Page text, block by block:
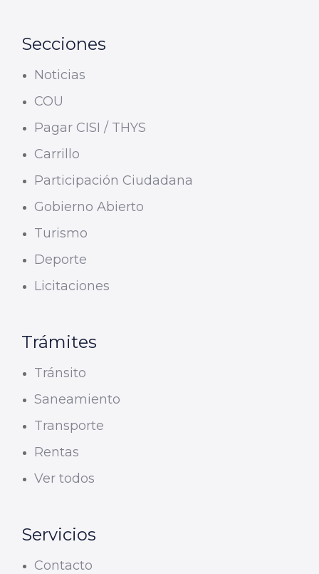
Secciones
Noticias
COU
Pagar CISI / THYS
Carrillo
Participación Ciudadana
Gobierno Abierto
Turismo
Deporte
Licitaciones
Trámites
Tránsito
Saneamiento
Transporte
Rentas
Ver todos
Servicios
Contacto